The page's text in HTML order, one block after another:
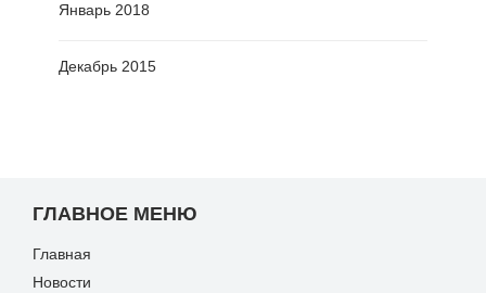
Январь 2018
Декабрь 2015
ГЛАВНОЕ МЕНЮ
Главная
Новости